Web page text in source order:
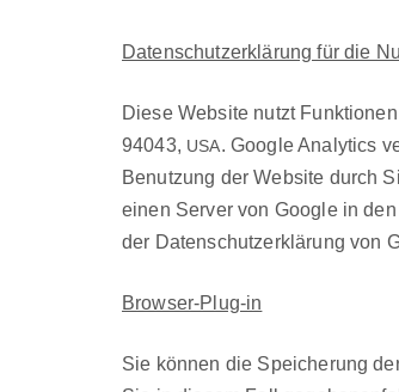
Daten­schutzerk­lärung für die
Diese Web­site nutzt
94043, USA. Google Ana­lyt­ics
Benutzung der Web­site durch
einen Serv­er von Google in den
der Daten­schutzerk­lärung von
Brows­er-Plug-in
Sie kön­nen die Spe­icherung